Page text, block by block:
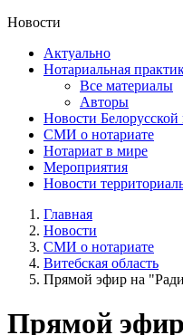
Новости
Актуально
Нотариальная
Все материалы
Авторы
Новости
СМИ о нотариате
Нотариат в мире
Мероприятия
Новости
Главная
Новости
СМИ о нотариате
Витебская область
Прямой эфир на
Прямой